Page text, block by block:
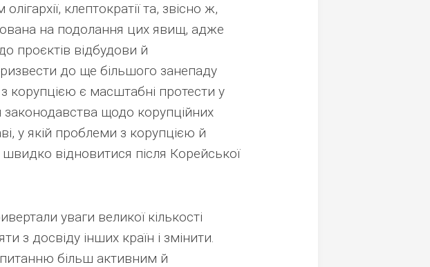
клептократії та, звісно ж,
на подолання цих явищ, адже
проєктів відбудови й
до ще більшого занепаду
корупцією є масштабні протести у
законодавства щодо корупційних
у якій проблеми з корупцією й
відновитися після Корейської
уваги великої кількості
з досвіду інших країн і змінити.
більш активним й